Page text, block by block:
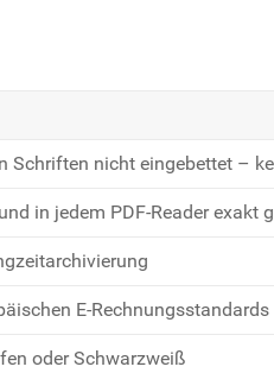
Schriften nicht eingebettet –
in jedem PDF-Reader exakt
E-Rechnungsstandards
oder Schwarzweiß